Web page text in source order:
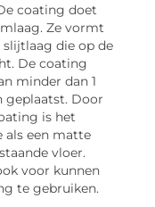
coating doet
Ze vormt
slijtlaag die op de
De coating
minder dan 1
geplaatst. Door
is het
als een matte
vloer.
voor kunnen
te gebruiken.